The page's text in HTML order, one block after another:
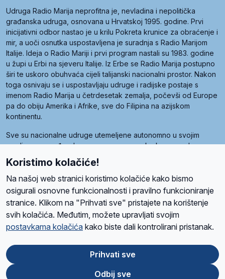
Udruga Radio Marija neprofitna je, nevladina i nepolitička
građanska udruga, osnovana u Hrvatskoj 1995. godine. Prvi
inicijativni odbor nastao je u krilu Pokreta krunice za obraćenje i
mir, a uoči osnutka uspostavljena je suradnja s Radio Marijom
Italije. Ideja o Radio Mariji i prvi program nastali su 1983. godine
u župi u Erbi na sjeveru Italije. Iz Erbe se Radio Marija postupno
širi te uskoro obuhvaća cijeli talijanski nacionalni prostor. Nakon
toga osnivaju se i uspostavljaju udruge i radijske postaje s
imenom Radio Marija u četrdesetak zemalja, počevši od Europe
pa do obiju Amerika i Afrike, sve do Filipina na azijskom
kontinentu.
Sve su nacionalne udruge utemeljene autonomno u svojim
zemljama, a međusobna su povezane preko krovne udruge
pod nazivom Svjetska obitelj Radio Marije (World Family of
Radio Maria). Svjetsku obitelj utemeljilo je sedam članica, među
kojima je i hrvatska Udruga Radio Marija.
O namaRadio ProgramVolonteriPrijateljiKontaktPravila privatnosti
Ova stranica je zaštićena Google reCAPTCHA sustavom
Google
Koristimo kolačiće!
Na našoj web stranici koristimo kolačiće kako bismo
osigurali osnovne funkcionalnosti i pravilno funkcioniranje
stranice. Klikom na "Prihvati sve" pristajete na korištenje
svih kolačića. Međutim, možete upravljati svojim
postavkama kolačića kako biste dali kontrolirani pristanak.
Prihvati sve
Odbij sve